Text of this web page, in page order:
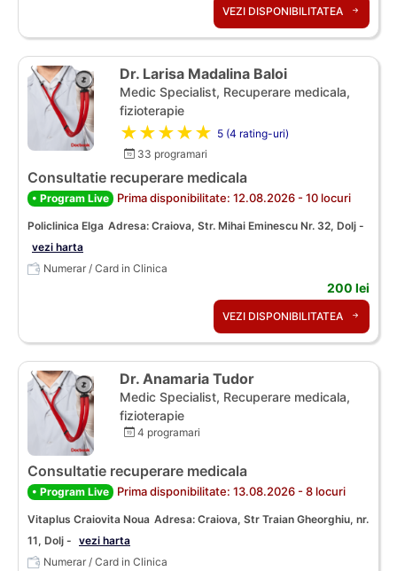
VEZI DISPONIBILITATEA
Dr. Larisa Madalina Baloi
Medic Specialist, Recuperare medicala,
fizioterapie
★★★★★ 5 (4 rating-uri)
33 programari
Consultatie recuperare medicala
• Program Live Prima disponibilitate: 12.08.2026 - 10 locuri
Policlinica Elga Adresa: Craiova, Str. Mihai Eminescu Nr. 32, Dolj -
vezi harta
Numerar / Card in Clinica
200 lei
VEZI DISPONIBILITATEA
Dr. Anamaria Tudor
Medic Specialist, Recuperare medicala,
fizioterapie
4 programari
Consultatie recuperare medicala
• Program Live Prima disponibilitate: 13.08.2026 - 8 locuri
Vitaplus Craiovita Noua Adresa: Craiova, Str Traian Gheorghiu, nr.
11, Dolj - vezi harta
Numerar / Card in Clinica